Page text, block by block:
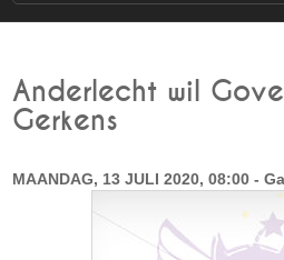
Anderlecht wil
Gerkens
MAANDAG, 13 JULI 2020, 08:00 -